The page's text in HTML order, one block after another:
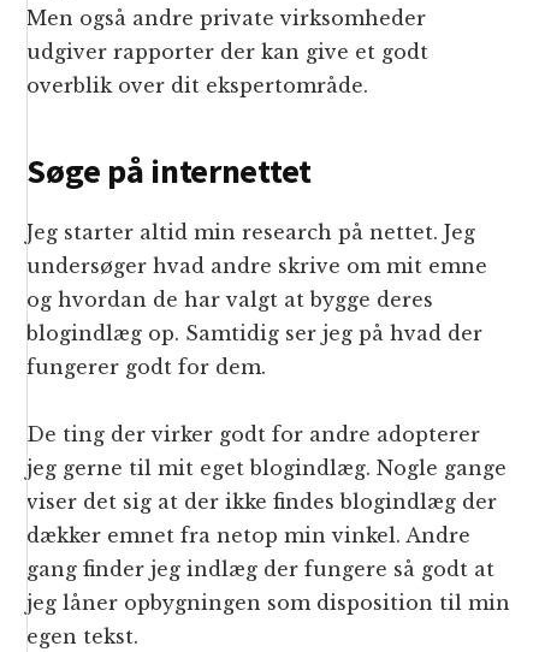
Men også andre private virksomheder
udgiver rapporter der kan give et godt
overblik over dit ekspertområde.
Søge på internettet
Jeg starter altid min research på nettet. Jeg
undersøger hvad andre skrive om mit emne
og hvordan de har valgt at bygge deres
blogindlæg op. Samtidig ser jeg på hvad der
fungerer godt for dem.
De ting der virker godt for andre adopterer
jeg gerne til mit eget blogindlæg. Nogle gange
viser det sig at der ikke findes blogindlæg der
dækker emnet fra netop min vinkel. Andre
gang finder jeg indlæg der fungere så godt at
jeg låner opbygningen som disposition til min
egen tekst.